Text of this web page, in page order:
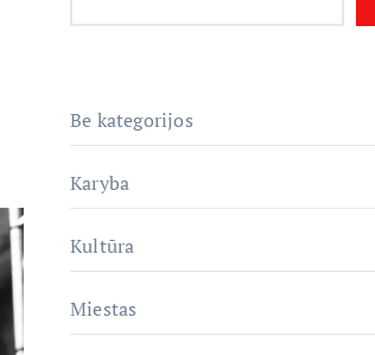
Be kategorijos
Karyba
Kultūra
Miestas